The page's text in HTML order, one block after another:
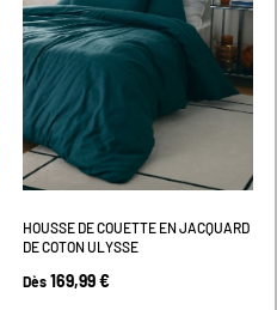
HOUSSE DE COUETTE EN JACQUARD
DE COTON ULYSSE
Dès 169,99 €